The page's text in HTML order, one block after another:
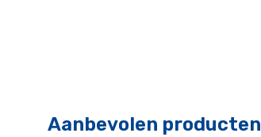
Aanbevolen producten